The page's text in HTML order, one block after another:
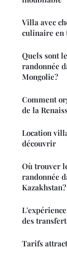
Villa avec
culinaire en
Quels sont
randonnée
Mongolie?
Comment
de la
Location
découvrir
Où trouver
randonnée
Kazakhstan?
des
Tarifs